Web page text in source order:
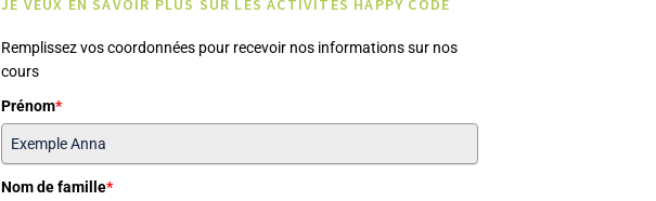
JE VEUX EN SAVOIR PLUS SUR LES ACTIVITES HAPPY CODE
Remplissez vos coordonnées pour recevoir nos informations sur nos
cours
Prénom*
Nom de famille*